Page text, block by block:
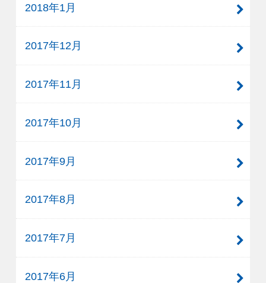
2018年1月
2017年12月
2017年11月
2017年10月
2017年9月
2017年8月
2017年7月
2017年6月